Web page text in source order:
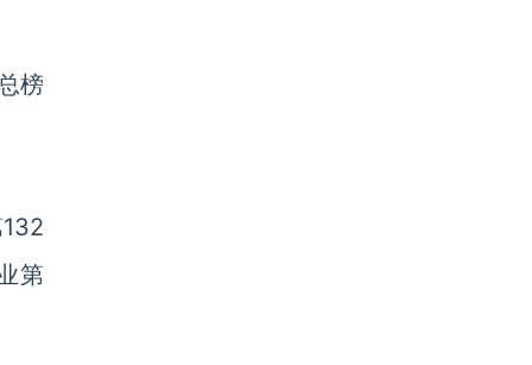
榜
132
第